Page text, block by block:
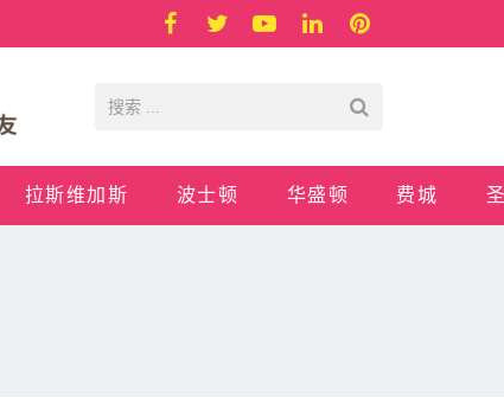
拉斯维加斯 波士顿 华盛顿 费城